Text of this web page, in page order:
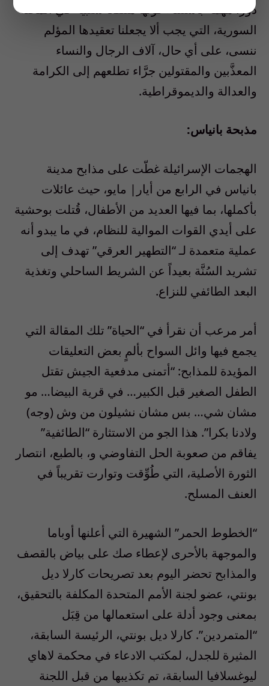
دوراً مهماً -باستثناء كونها منتفعاً سلبياً- في المحنة
السورية، التي يجب ألا يجعلنا تعقيدها المؤلم
ننسى، على أي حال، آلاف الرجال والنساء
المعذَّبين والمقتولين جرَّاء تطلعهم إلى الكرامة
والعدالة والديموقراطية.
مذبحة بانياس:
الهجمات الإسرائيلة غطّت على مذابح مدينة
بانياس في الرابع من أيار| مايو، حيث عائلات
بأكملها، بما فيها العديد من الأطفال، قُتلت بوحشية
على أيدي القوات الموالية للنظام، في ما يبدو أنه
عملية متعمدة لـ “التطهير العرقي” تهدف إلى
تشريد السُنَّة بعيداً عن الشريط الساحلي وتغذية
البعد الطائفي للنزاع.
أمر مرعب أن نقرأ في “الحياة” تلك المقالة التي
يجمع فيها وائل السواح بألمٍ بعض التعليقات
المؤيدة للمذابح: “أتمنى مدفعية الجيش تقتل
الطفل الصغير قبل الكبير… في قرية البيضا… مو
مشان شي… بس مشان نشيلون من وش (وجه)
ولادنا بكرا”. هذا الجو من الاستثارة “الطائفية”
يفاقم من صعوبة الحل التفاوضي و، بالطبع، انتصار
الثورة الأصلية، التي طُوِّقت وتوارت تقريباً في
العنف المسلح.
“الخطوط الحمر” الشهيرة التي أعلنها أوباما
والموجهة بالأحرى لإعطاء صك على بياض بالقصف
والمذابح تحضر اليوم بعد تصريحات كارلا ديل
بونتي، عضو لجنة الأمم المتحدة المكلفة بالتحقيق،
بمعنى وجود أدلة على استعمالها من قِبَل
“المتمردين”. كارلا ديل بونتي، الرئيسة السابقة،
المثيرة للجدل، لمكتب الادعاء في محكمة لاهاي
ليوغسلافيا السابقة، تم تكذيبها من قبل اللجنة